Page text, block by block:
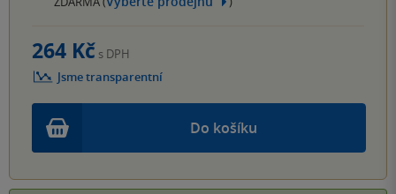
Do košíku
264 Kč s DPH
Jsme transparentní